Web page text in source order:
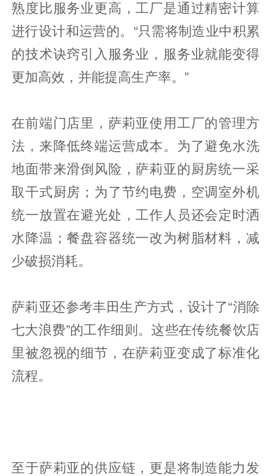
熟度比服务业更高，工厂是通过精密计算
进行设计和运营的。“只需将制造业中积累
的技术诀窍引入服务业，服务业就能变得
更加高效，并能提高生产率。”
在前端门店里，萨莉亚使用工厂的管理方
法，来降低终端运营成本。为了避免水洗
地面带来滑倒风险，萨莉亚的厨房统一采
取干式厨房；为了节约电费，空调室外机
统一放置在避光处，工作人员还会定时洒
水降温；餐盘容器统一改为树脂材料，减
少破损消耗。
萨莉亚还参考丰田生产方式，设计了“消除
七大浪费”的工作细则。这些在传统餐饮店
里被忽视的细节，在萨莉亚变成了标准化
流程。
至于萨莉亚的供应链，更是将制造能力发